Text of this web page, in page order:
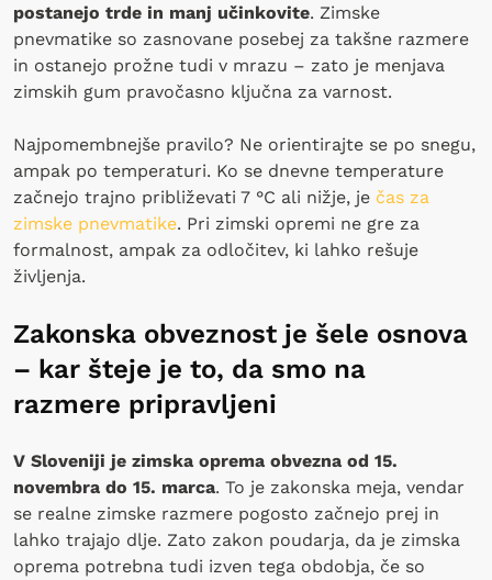
postanejo trde in manj učinkovite. Zimske
pnevmatike so zasnovane posebej za takšne razmere
in ostanejo prožne tudi v mrazu – zato je menjava
zimskih gum pravočasno ključna za varnost.
Najpomembnejše pravilo? Ne orientirajte se po snegu,
ampak po temperaturi. Ko se dnevne temperature
začnejo trajno približevati 7 °C ali nižje, je čas za
zimske pnevmatike. Pri zimski opremi ne gre za
formalnost, ampak za odločitev, ki lahko rešuje
življenja.
Zakonska obveznost je šele osnova
– kar šteje je to, da smo na
razmere pripravljeni
V Sloveniji je zimska oprema obvezna od 15.
novembra do 15. marca. To je zakonska meja, vendar
se realne zimske razmere pogosto začnejo prej in
lahko trajajo dlje. Zato zakon poudarja, da je zimska
oprema potrebna tudi izven tega obdobja, če so